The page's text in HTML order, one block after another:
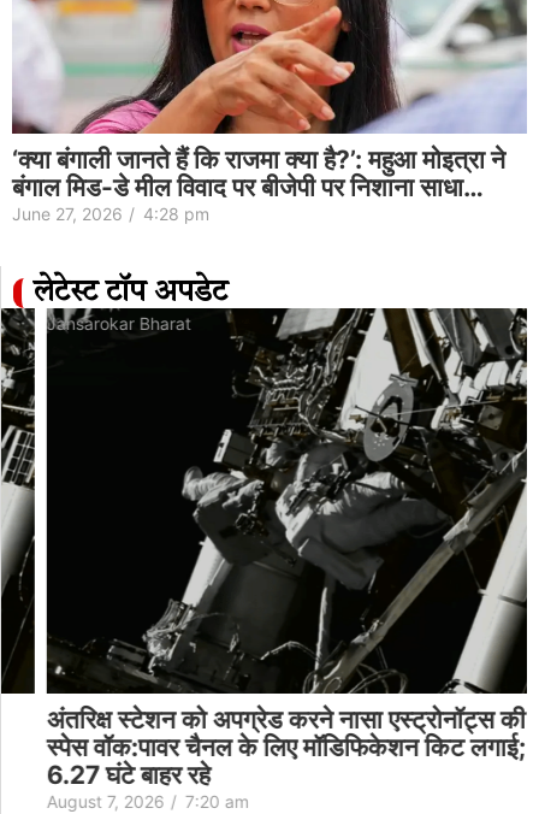
‘क्या बंगाली जानते हैं कि राजमा क्या है?’: महुआ मोइत्रा ने
बंगाल मिड-डे मील विवाद पर बीजेपी पर निशाना साधा…
June 27, 2026 / 4:28 pm
लेटेस्ट टॉप अपडेट
Jansarokar Bharat
अंतरिक्ष स्टेशन को अपग्रेड करने नासा एस्ट्रोनॉट्स की
स्पेस वॉक:पावर चैनल के लिए मॉडिफिकेशन किट लगाई;
6.27 घंटे बाहर रहे
August 7, 2026 / 7:20 am